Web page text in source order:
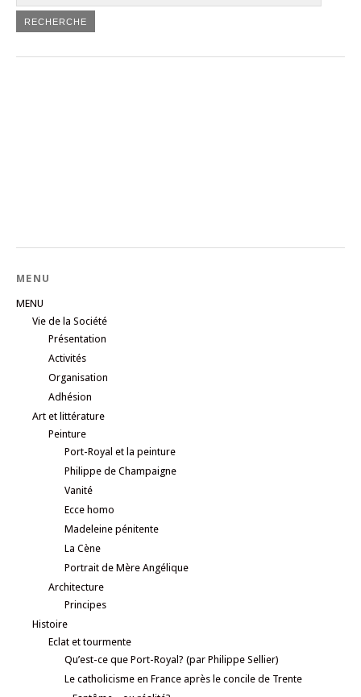
MENU
MENU
Vie de la Société
Présentation
Activités
Organisation
Adhésion
Art et littérature
Peinture
Port-Royal et la peinture
Philippe de Champaigne
Vanité
Ecce homo
Madeleine pénitente
La Cène
Portrait de Mère Angélique
Architecture
Principes
Histoire
Eclat et tourmente
Qu’est-ce que Port-Royal? (par Philippe Sellier)
Le catholicisme en France après le concile de Trente